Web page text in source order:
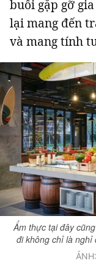
buổi gặp gỡ
lại mang đến
và mang tính
Ẩm thực tại đây
đi không chỉ là nghỉ